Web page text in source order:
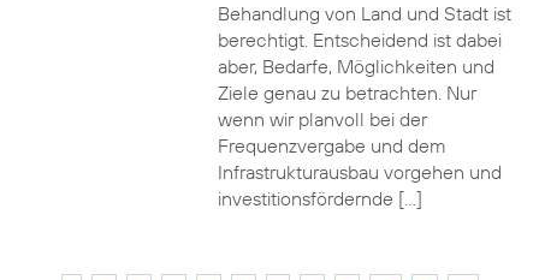
Behandlung von Land und Stadt ist
berechtigt. Entscheidend ist dabei
aber, Bedarfe, Möglichkeiten und
Ziele genau zu betrachten. Nur
wenn wir planvoll bei der
Frequenzvergabe und dem
Infrastrukturausbau vorgehen und
investitionsfördernde […]